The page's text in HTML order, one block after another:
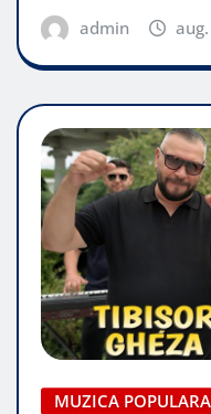
admin
MUZICA POPULARA